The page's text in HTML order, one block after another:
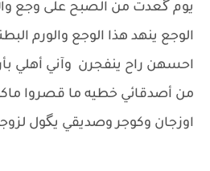
يوم گعدت من الصبح على وجع
الوجع ينهد هذا الوجع والورم
احسهن راح ينفجرن وآني أهلي
من أصدقائي خطيه ما قصروا
اوزجان وكوجر وصديقي يگول